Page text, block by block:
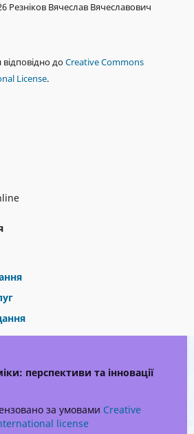
Резніков Вячеслав Вячеславович
відповідно доCreative Commons
License.
перспективи та інновації
за умовами Creative
license